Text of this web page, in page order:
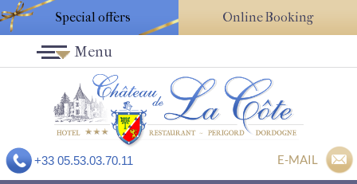
Special offers Online Booking
+33 05.53.03.70.11 E-MAIL
Menu